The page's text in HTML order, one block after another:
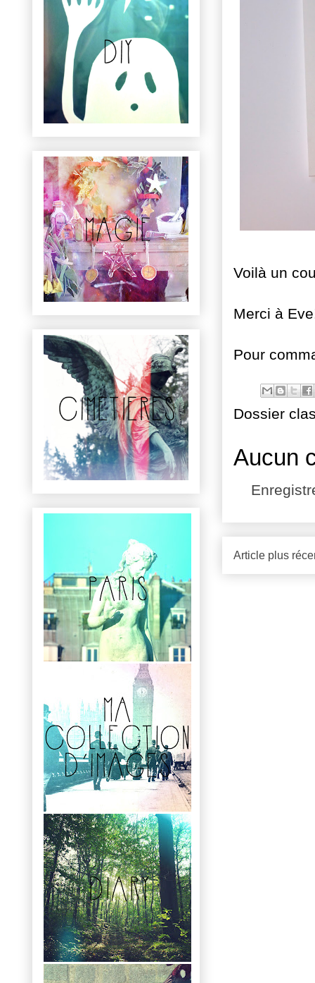
Voilà un
Merci à
Pour
Dossier
Aucun
Article plus